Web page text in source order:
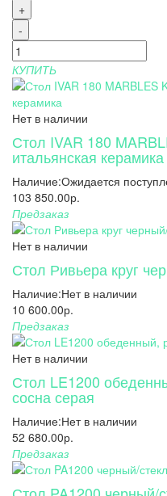
+
-
КУПИТЬ
Нет в наличии
Стол IVAR 180
итальянская керамика
Наличие:Ожидается
103 850.00р.
Предзаказ
Нет в наличии
Стол Ривьера круг
Наличие:Нет в наличии
10 600.00р.
Предзаказ
Нет в наличии
Стол LE1200
сосна серая
Наличие:Нет в наличии
52 680.00р.
Предзаказ